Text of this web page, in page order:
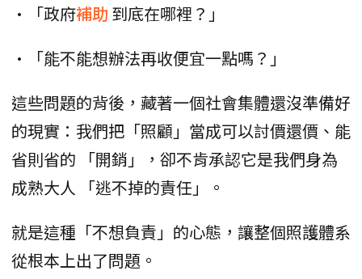
•「政府補助 到底在哪裡？」
•「能不能想辦法再收便宜一點嗎？」
這些問題的背後，藏著一個社會集體還沒準備好
的現實：我們把「照顧」當成可以討價還價、能
省則省的 「開銷」，卻不肯承認它是我們身為
成熟大人 「逃不掉的責任」。
就是這種「不想負責」的心態，讓整個照護體系
從根本上出了問題。